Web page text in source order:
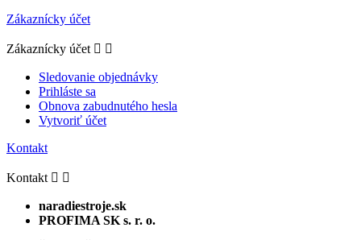
Zákaznícky účet
Zákaznícky účet  
Sledovanie objednávky
Prihláste sa
Obnova zabudnutého hesla
Vytvoriť účet
Kontakt
Kontakt  
naradiestroje.sk
PROFIMA SK s. r. o.